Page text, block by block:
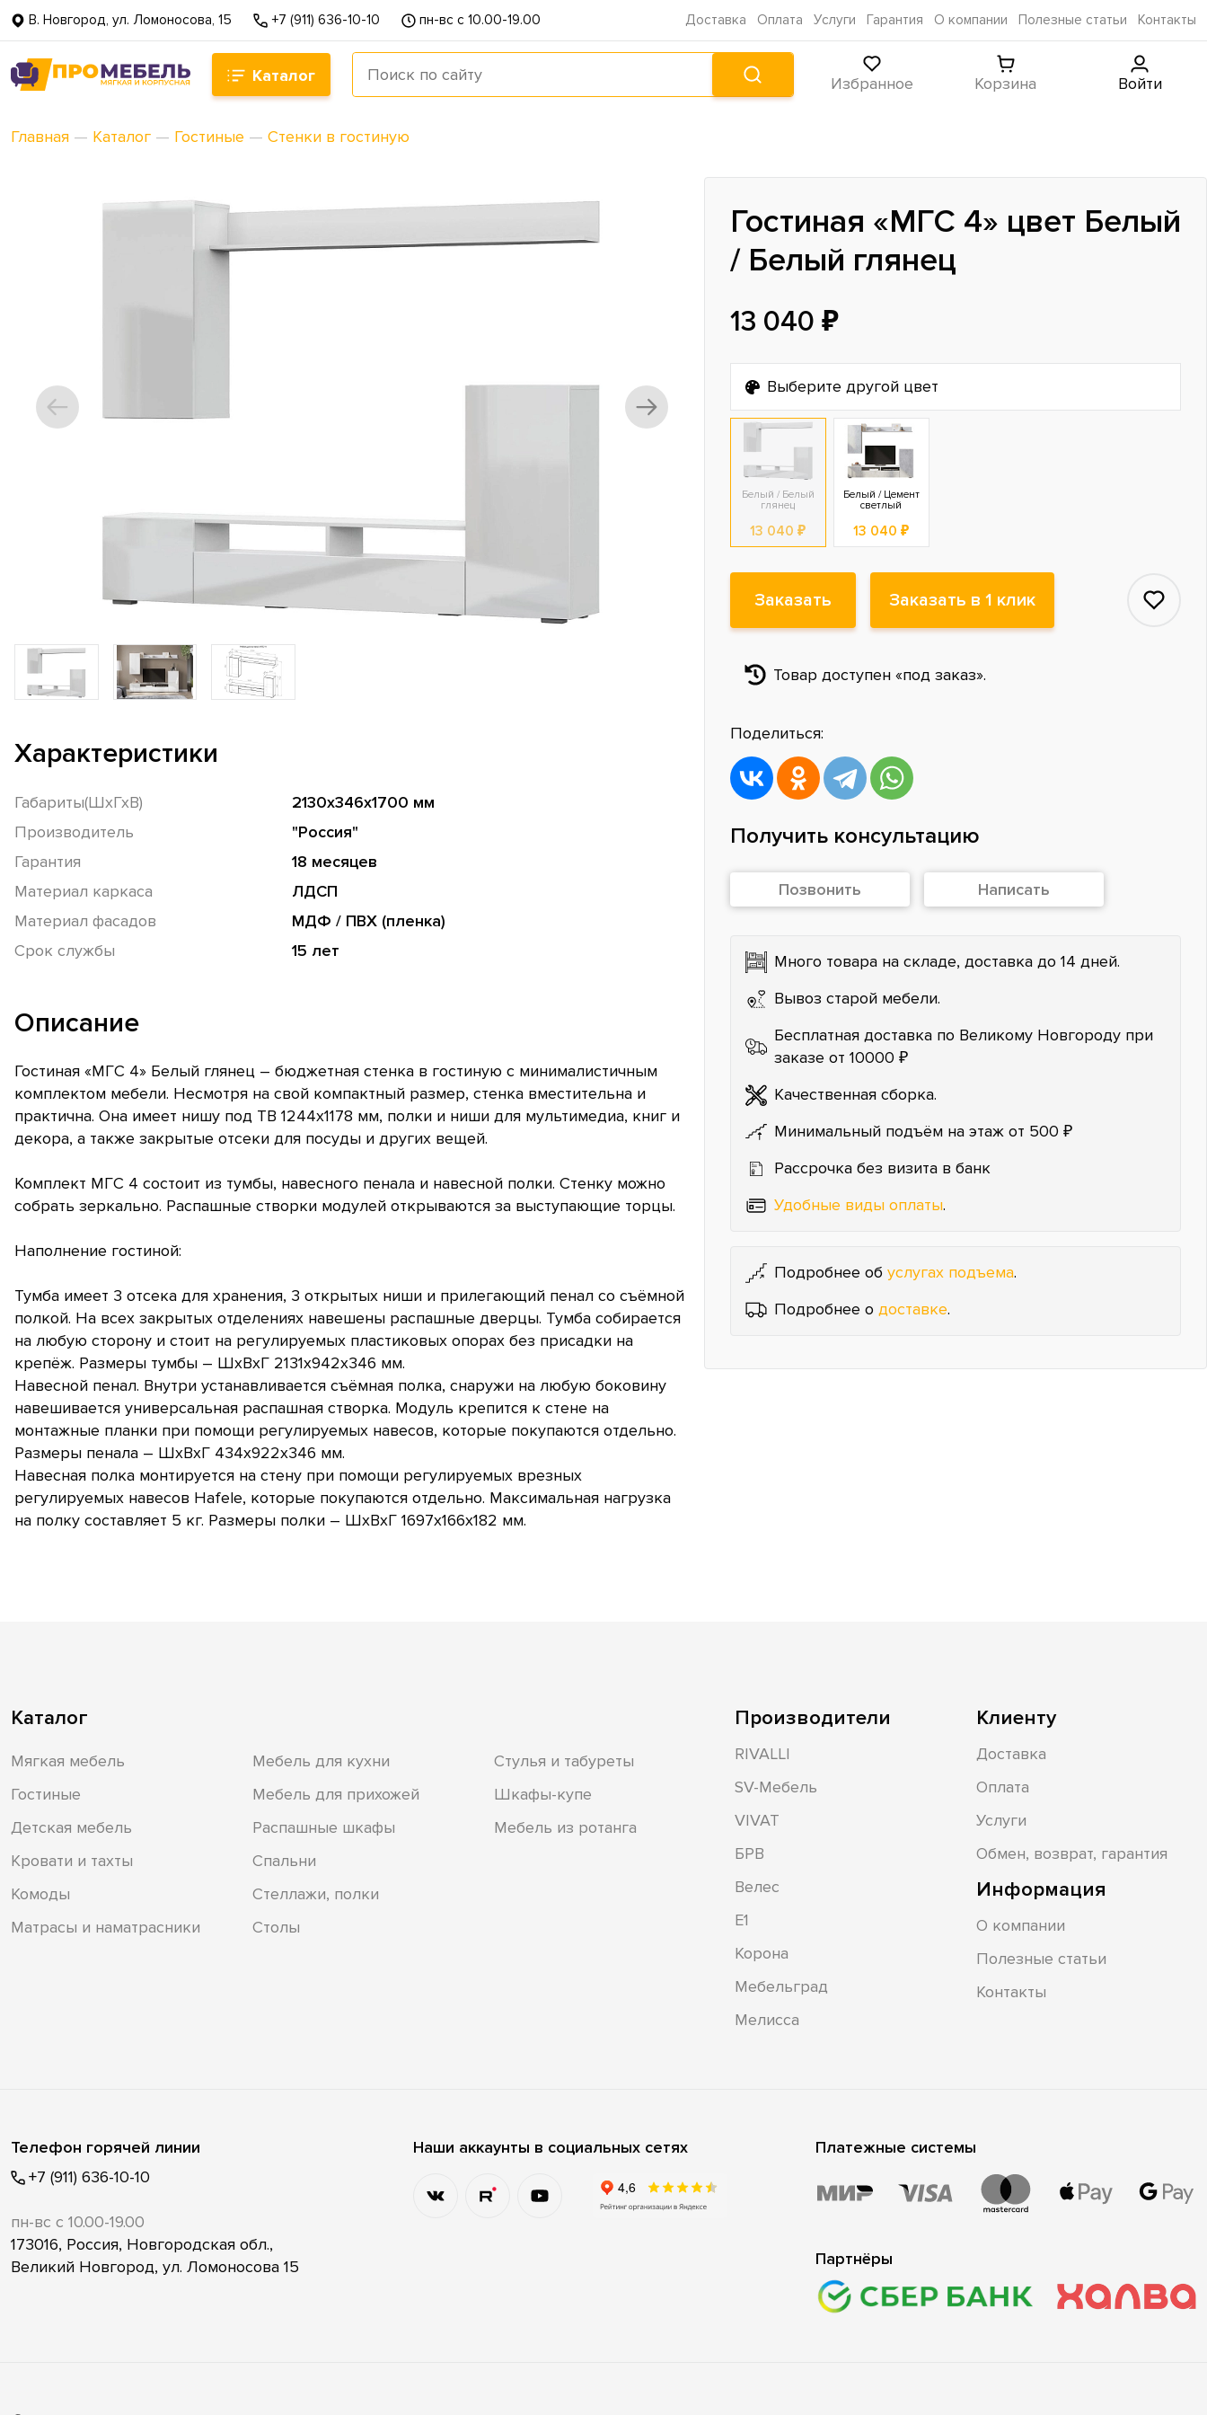
В. Новгород, ул. Ломоносова, 15 +7 (911) 636-10-10 пн-вс с 10.00-19.00 Доставка Оплата Услуги Гарантия О компании Полезные статьи Контакты
Каталог Избранное Корзина Войти
Главная — Каталог — Гостиные — Стенки в гостиную
Гостиная «МГС 4» цвет Белый
/ Белый глянец
13 040 ₽
Выберите другой цвет
Белый / Белый
глянец
13 040 ₽
Белый / Цемент
светлый
13 040 ₽
Заказать Заказать в 1 клик
Товар доступен «под заказ».
Поделиться:
Получить консультацию
Позвонить Написать
Много товара на складе, доставка до 14 дней.
Вывоз старой мебели.
Бесплатная доставка по Великому Новгороду при
заказе от 10000 ₽
Качественная сборка.
Минимальный подъём на этаж от 500 ₽
Рассрочка без визита в банк
Удобные виды оплаты.
Подробнее об услугах подъема.
Подробнее о доставке.
Характеристики
Габариты(ШхГхВ)
2130x346x1700 мм
Производитель
"Россия"
Гарантия
18 месяцев
Материал каркаса
ЛДСП
Материал фасадов
МДФ / ПВХ (пленка)
Срок службы
15 лет
Описание
Гостиная «МГС 4» Белый глянец – бюджетная стенка в гостиную с минималистичным
комплектом мебели. Несмотря на свой компактный размер, стенка вместительна и
практична. Она имеет нишу под ТВ 1244х1178 мм, полки и ниши для мультимедиа, книг и
декора, а также закрытые отсеки для посуды и других вещей.
Комплект МГС 4 состоит из тумбы, навесного пенала и навесной полки. Стенку можно
собрать зеркально. Распашные створки модулей открываются за выступающие торцы.
Наполнение гостиной:
Тумба имеет 3 отсека для хранения, 3 открытых ниши и прилегающий пенал со съёмной
полкой. На всех закрытых отделениях навешены распашные дверцы. Тумба собирается
на любую сторону и стоит на регулируемых пластиковых опорах без присадки на
крепёж. Размеры тумбы – ШхВхГ 2131х942х346 мм.
Навесной пенал. Внутри устанавливается съёмная полка, снаружи на любую боковину
навешивается универсальная распашная створка. Модуль крепится к стене на
монтажные планки при помощи регулируемых навесов, которые покупаются отдельно.
Размеры пенала – ШхВхГ 434х922х346 мм.
Навесная полка монтируется на стену при помощи регулируемых врезных
регулируемых навесов Hafele, которые покупаются отдельно. Максимальная нагрузка
на полку составляет 5 кг. Размеры полки – ШхВхГ 1697х166х182 мм.
Каталог
Мягкая мебель
Гостиные
Детская мебель
Кровати и тахты
Комоды
Матрасы и наматрасники
Мебель для кухни
Мебель для прихожей
Распашные шкафы
Спальни
Стеллажи, полки
Столы
Стулья и табуреты
Шкафы-купе
Мебель из ротанга
Производители
RIVALLI
SV-Мебель
VIVAT
БРВ
Велес
Е1
Корона
Мебельград
Мелисса
Клиенту
Доставка
Оплата
Услуги
Обмен, возврат, гарантия
Информация
О компании
Полезные статьи
Контакты
Телефон горячей линии
+7 (911) 636-10-10
пн-вс с 10.00-19.00
173016, Россия, Новгородская обл.,
Великий Новгород, ул. Ломоносова 15
Наши аккаунты в социальных сетях Платежные системы
Партнёры